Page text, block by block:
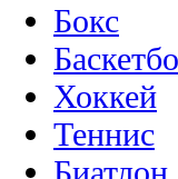
Бокс
Хоккей
Теннис